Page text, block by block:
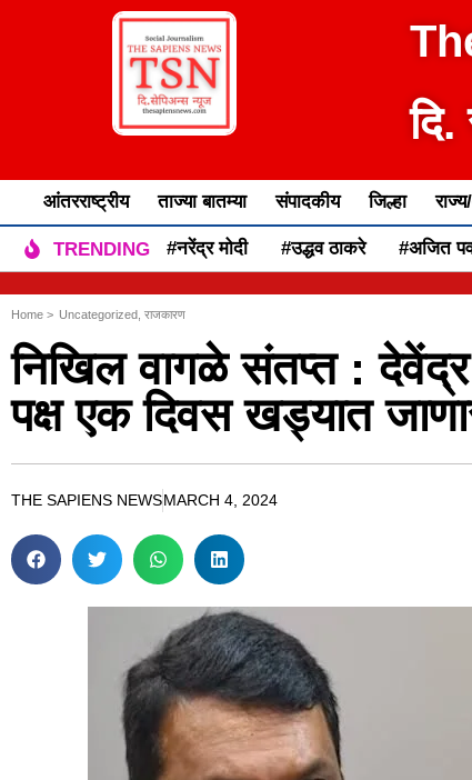
आंतरराष्ट्रीय ताज्या बातम्या संपादकीय जिल्हा
TRENDING #नरेंद्र मोदी #उद्धव ठाकरे #अजित
Home > Uncategorized राजकारण
निखिल वागळे संतप्त :
पक्ष एक दिवस खड्यात
THE SAPIENS NEWSMARCH 4, 2024